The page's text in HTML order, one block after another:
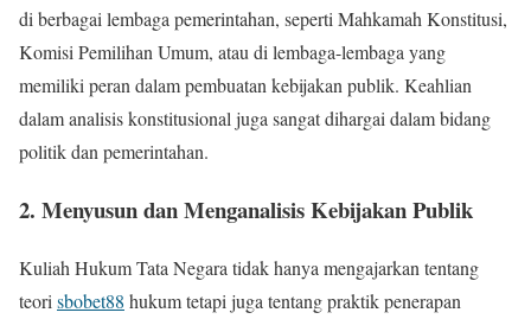
di berbagai lembaga pemerintahan, seperti Mahkamah Konstitusi,
Komisi Pemilihan Umum, atau di lembaga-lembaga yang
memiliki peran dalam pembuatan kebijakan publik. Keahlian
dalam analisis konstitusional juga sangat dihargai dalam bidang
politik dan pemerintahan.
2. Menyusun dan Menganalisis Kebijakan Publik
Kuliah Hukum Tata Negara tidak hanya mengajarkan tentang
teori sbobet88 hukum tetapi juga tentang praktik penerapan